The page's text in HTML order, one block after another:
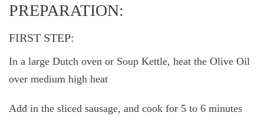
PREPARATION:
FIRST STEP:
In a large Dutch oven or Soup Kettle, heat the Olive Oil
over medium high heat
Add in the sliced sausage, and cook for 5 to 6 minutes